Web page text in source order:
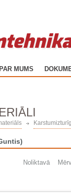
PAR MUMS
Noliktavā